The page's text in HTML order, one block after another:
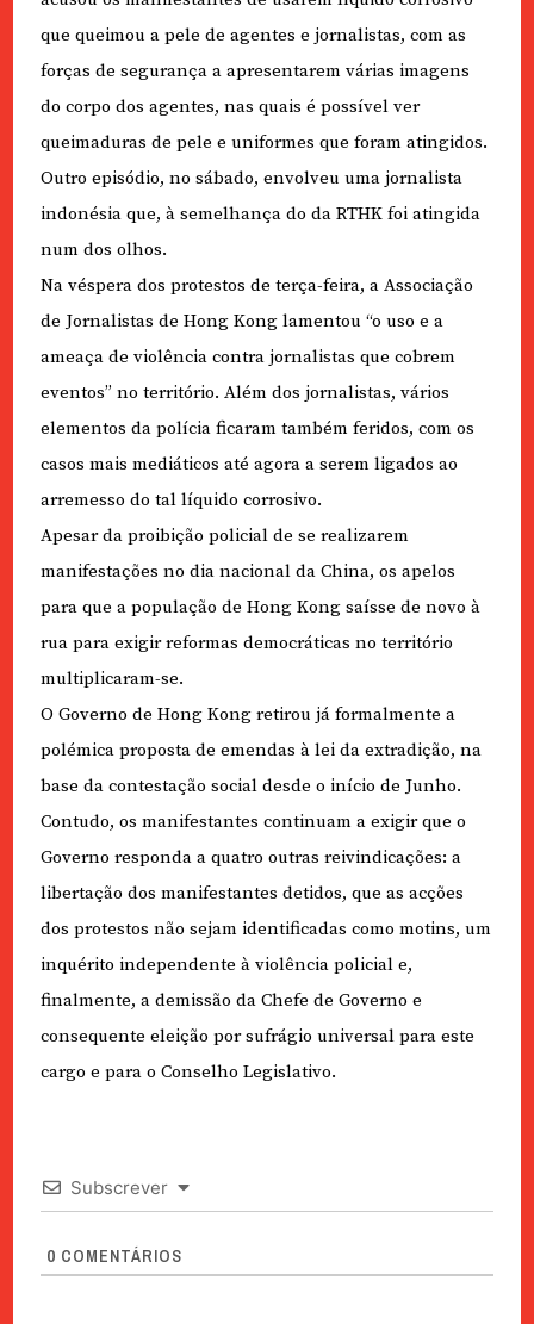
que queimou a pele de agentes e jornalistas, com as
forças de segurança a apresentarem várias imagens
do corpo dos agentes, nas quais é possível ver
queimaduras de pele e uniformes que foram atingidos.
Outro episódio, no sábado, envolveu uma jornalista
indonésia que, à semelhança do da RTHK foi atingida
num dos olhos.
Na véspera dos protestos de terça-feira, a Associação
de Jornalistas de Hong Kong lamentou “o uso e a
ameaça de violência contra jornalistas que cobrem
eventos” no território. Além dos jornalistas, vários
elementos da polícia ficaram também feridos, com os
casos mais mediáticos até agora a serem ligados ao
arremesso do tal líquido corrosivo.
Apesar da proibição policial de se realizarem
manifestações no dia nacional da China, os apelos
para que a população de Hong Kong saísse de novo à
rua para exigir reformas democráticas no território
multiplicaram-se.
O Governo de Hong Kong retirou já formalmente a
polémica proposta de emendas à lei da extradição, na
base da contestação social desde o início de Junho.
Contudo, os manifestantes continuam a exigir que o
Governo responda a quatro outras reivindicações: a
libertação dos manifestantes detidos, que as acções
dos protestos não sejam identificadas como motins, um
inquérito independente à violência policial e,
finalmente, a demissão da Chefe de Governo e
consequente eleição por sufrágio universal para este
cargo e para o Conselho Legislativo.
Subscrever
0 COMENTÁRIOS